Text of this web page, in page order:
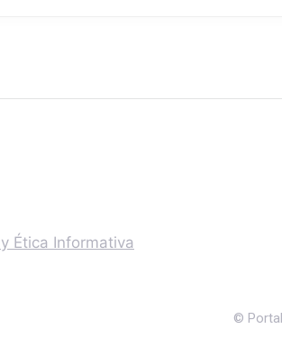
Ética Informativa
©